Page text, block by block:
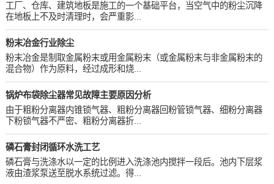
工厂、仓库、建筑地板是施工的一个基础平台，当空气中的粉尘沉降
在地板上不及时清理时，会严重影...
粉末冶金行业除尘
粉末冶金是制取金属粉末或用金属粉末（或金属粉末与非金属粉末的
混合物）作为原料，经过成形和烧...
锅炉布袋除尘器常见故障主要原因分析
由于粗粉分离器内锥锁气器、粗粉分离器回粉管锁气器、细粉分离器
下粉锁气器不严密、粗粉分离器折...
磷石膏封闭循环水洗工艺
磷石膏与洗涤水以一定的比例进入洗涤池内搅拌一段后。池内下层浆
液由渣浆泵送至脱水系统过滤。得...